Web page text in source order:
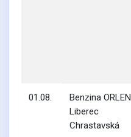
01.08.
Benzina ORLEN
Liberec
Chrastavská